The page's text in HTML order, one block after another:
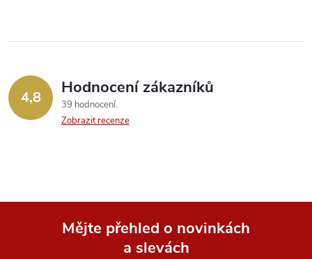
4,8 Hodnocení zákazníků
39 hodnocení
Zobrazit recenze
Mějte přehled o novinkách
a slevách